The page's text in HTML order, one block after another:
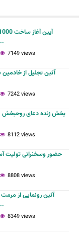
مسکن تهران
7149 views
آئین تجلیل از
7242 views
پخش زنده دعای روحبخش
8112 views
حضور وسخنرانی تولیت
8808 views
آئین رونمایی از
حضور تولیت
8349 views